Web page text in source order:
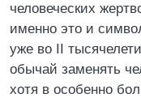
человеческих
именно это и
уже во II
обычай заменять
хотя в особенно